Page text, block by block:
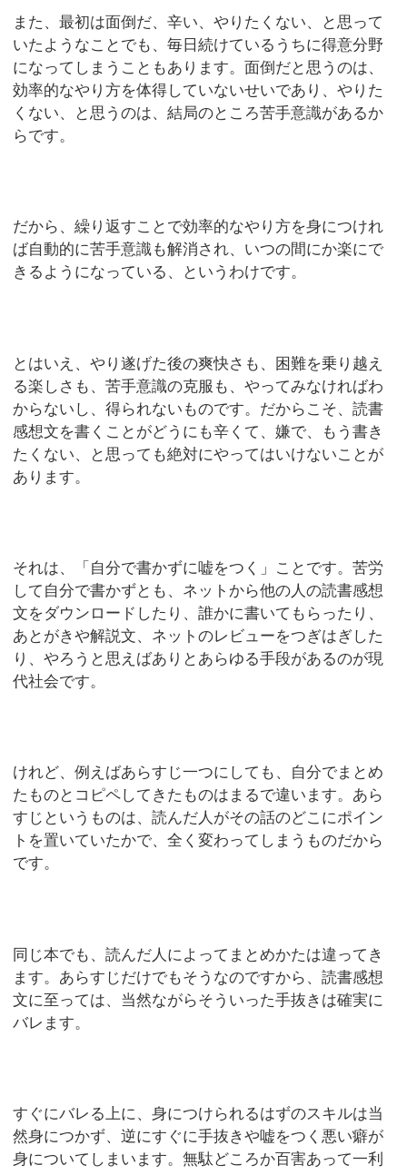
また、最初は面倒だ、辛い、やりたくない、と思って
いたようなことでも、毎日続けているうちに得意分野
になってしまうこともあります。面倒だと思うのは、
効率的なやり方を体得していないせいであり、やりた
くない、と思うのは、結局のところ苦手意識があるか
らです。
だから、繰り返すことで効率的なやり方を身につけれ
ば自動的に苦手意識も解消され、いつの間にか楽にで
きるようになっている、というわけです。
とはいえ、やり遂げた後の爽快さも、困難を乗り越え
る楽しさも、苦手意識の克服も、やってみなければわ
からないし、得られないものです。だからこそ、読書
感想文を書くことがどうにも辛くて、嫌で、もう書き
たくない、と思っても絶対にやってはいけないことが
あります。
それは、「自分で書かずに嘘をつく」ことです。苦労
して自分で書かずとも、ネットから他の人の読書感想
文をダウンロードしたり、誰かに書いてもらったり、
あとがきや解説文、ネットのレビューをつぎはぎした
り、やろうと思えばありとあらゆる手段があるのが現
代社会です。
けれど、例えばあらすじ一つにしても、自分でまとめ
たものとコピペしてきたものはまるで違います。あら
すじというものは、読んだ人がその話のどこにポイン
トを置いていたかで、全く変わってしまうものだから
です。
同じ本でも、読んだ人によってまとめかたは違ってき
ます。あらすじだけでもそうなのですから、読書感想
文に至っては、当然ながらそういった手抜きは確実に
バレます。
すぐにバレる上に、身につけられるはずのスキルは当
然身につかず、逆にすぐに手抜きや嘘をつく悪い癖が
身についてしまいます。無駄どころか百害あって一利